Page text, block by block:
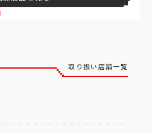
取り扱い店舗一覧